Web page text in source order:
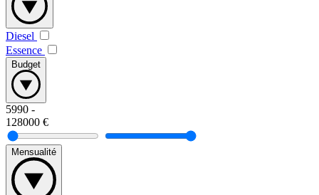
Diesel
Essence
Budget
5990 -
128000 €
Mensualité